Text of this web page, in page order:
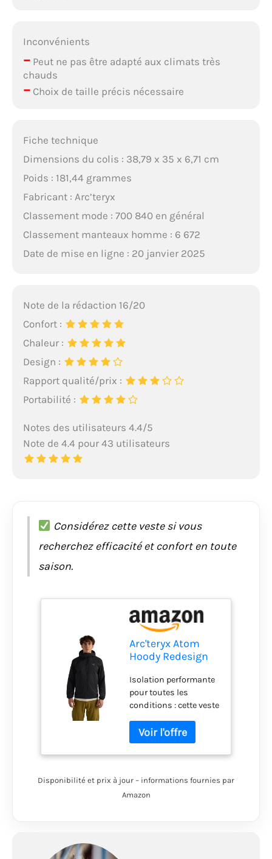
Inconvénients
–Peut ne pas être adapté aux climats très
chauds
–Choix de taille précis nécessaire
Fiche technique
Dimensions du colis : 38,79 x 35 x 6,71 cm
Poids : 181,44 grammes
Fabricant : Arc’teryx
Classement mode : 700 840 en général
Classement manteaux homme : 6 672
Date de mise en ligne : 20 janvier 2025
Note de la rédaction 16/20
Confort :
Chaleur :
Design :
Rapport qualité/prix :
Portabilité :
Notes des utilisateurs 4.4/5
Note de 4.4 pour 43 utilisateurs
Considérez cette veste si vous
recherchez efficacité et confort en toute
saison.
Arc'teryx Atom
Hoody Redesign
isolante pour
homme avec
capuche |
Résistance à
l'humidité et au
vent | Noir, taille
XL
Isolation performante
pour toutes les
conditions : cette veste
dispose d'une
isolation Coreloft
Compact 60
pour conserver la
chaleur même dans
Disponibilité et prix à jour – informations fournies par
Amazon